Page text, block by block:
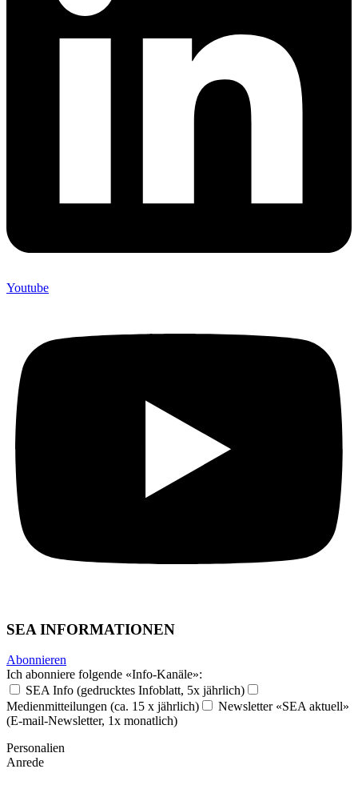
Youtube
SEA INFORMATIONEN
Abonnieren
Ich abonniere folgende «Info-Kanäle»:
SEA Info (gedrucktes Infoblatt, 5x jährlich)
Medienmitteilungen (ca. 15 x jährlich)
Newsletter «SEA aktuell»
(E-mail-Newsletter, 1x monatlich)
Personalien
Anrede